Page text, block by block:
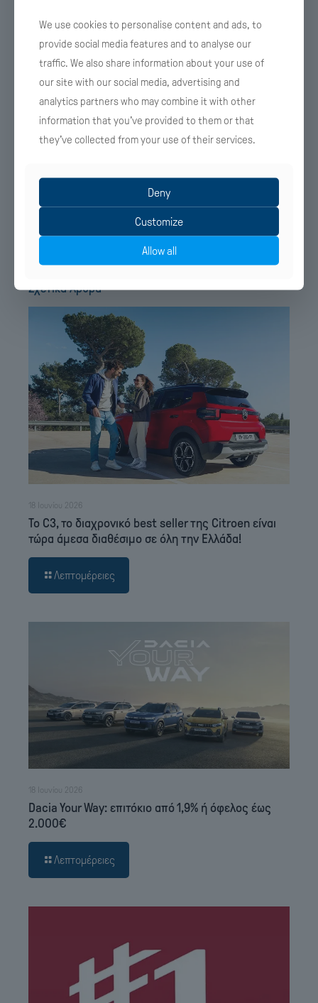
ασφαλή οδικό άξονα, αντάξιο των αναγκών
της Κρήτης. Ο ΒΟΑΚ δεν αφορά μόνο την
τουριστική κίνηση του νησιού. Ο στόχος είναι
να βοηθήσει τους Κρητικούς, γι΄ αυτό και
περιλαμβάνονται στο έργο οι παρεμβάσεις
κυκλοφοριακής ροής στο Ηράκλειο, οι
εναλλακτικές διαδρομές που είναι
συνδέσεις με το λιμάνι και το αεροδρόμιο στα
Χανιά», συμπλήρωσε ο υπουργός Υποδομών
και Μεταφορών.
Σχετικά Άρθρα
18 Ιουνίου 2026
Το C3, το διαχρονικό best seller της Citroen είναι
τώρα άμεσα διαθέσιμο σε όλη την Ελλάδα!
Λεπτομέρειες
18 Ιουνίου 2026
Dacia Your Way: επιτόκιο από 1,9% ή όφελος έως
2.000€
Λεπτομέρειες
We use cookies to personalise content and ads, to
provide social media features and to analyse our
traffic. We also share information about your use of
our site with our social media, advertising and
analytics partners who may combine it with other
information that you’ve provided to them or that
they’ve collected from your use of their services.
Deny
Customize
Allow all